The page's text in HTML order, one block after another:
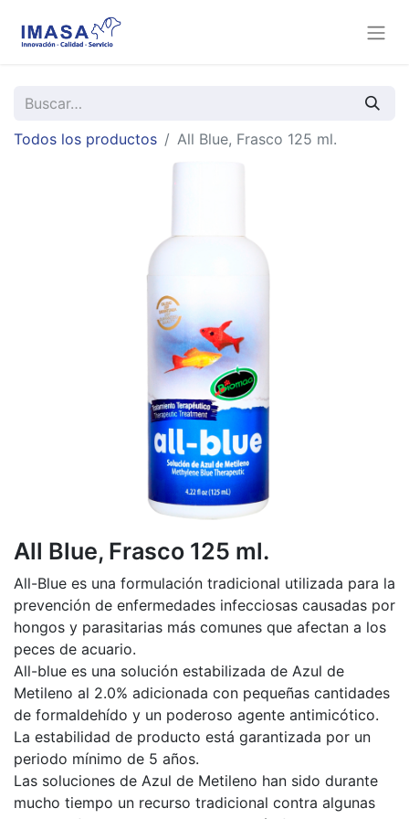
Todos los productos All Blue, Frasco 125 ml.
All Blue, Frasco 125 ml.
All-Blue es una formulación tradicional utilizada para la
prevención de enfermedades infecciosas causadas por
hongos y parasitarias más comunes que afectan a los
peces de acuario.
All-blue es una solución estabilizada de Azul de
Metileno al 2.0% adicionada con pequeñas cantidades
de formaldehído y un poderoso agente antimicótico.
La estabilidad de producto está garantizada por un
periodo mínimo de 5 años.
Las soluciones de Azul de Metileno han sido durante
mucho tiempo un recurso tradicional contra algunas